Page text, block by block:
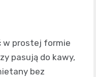
w prostej formie
pasują do kawy,
bez